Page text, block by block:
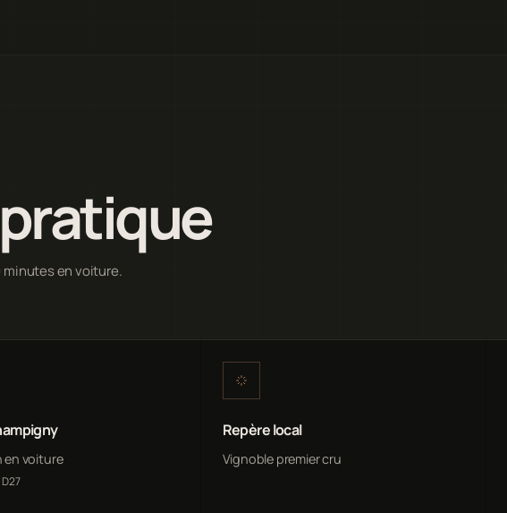
minutes en voiture.
en voiture
Repère local
Vignoble premier cru